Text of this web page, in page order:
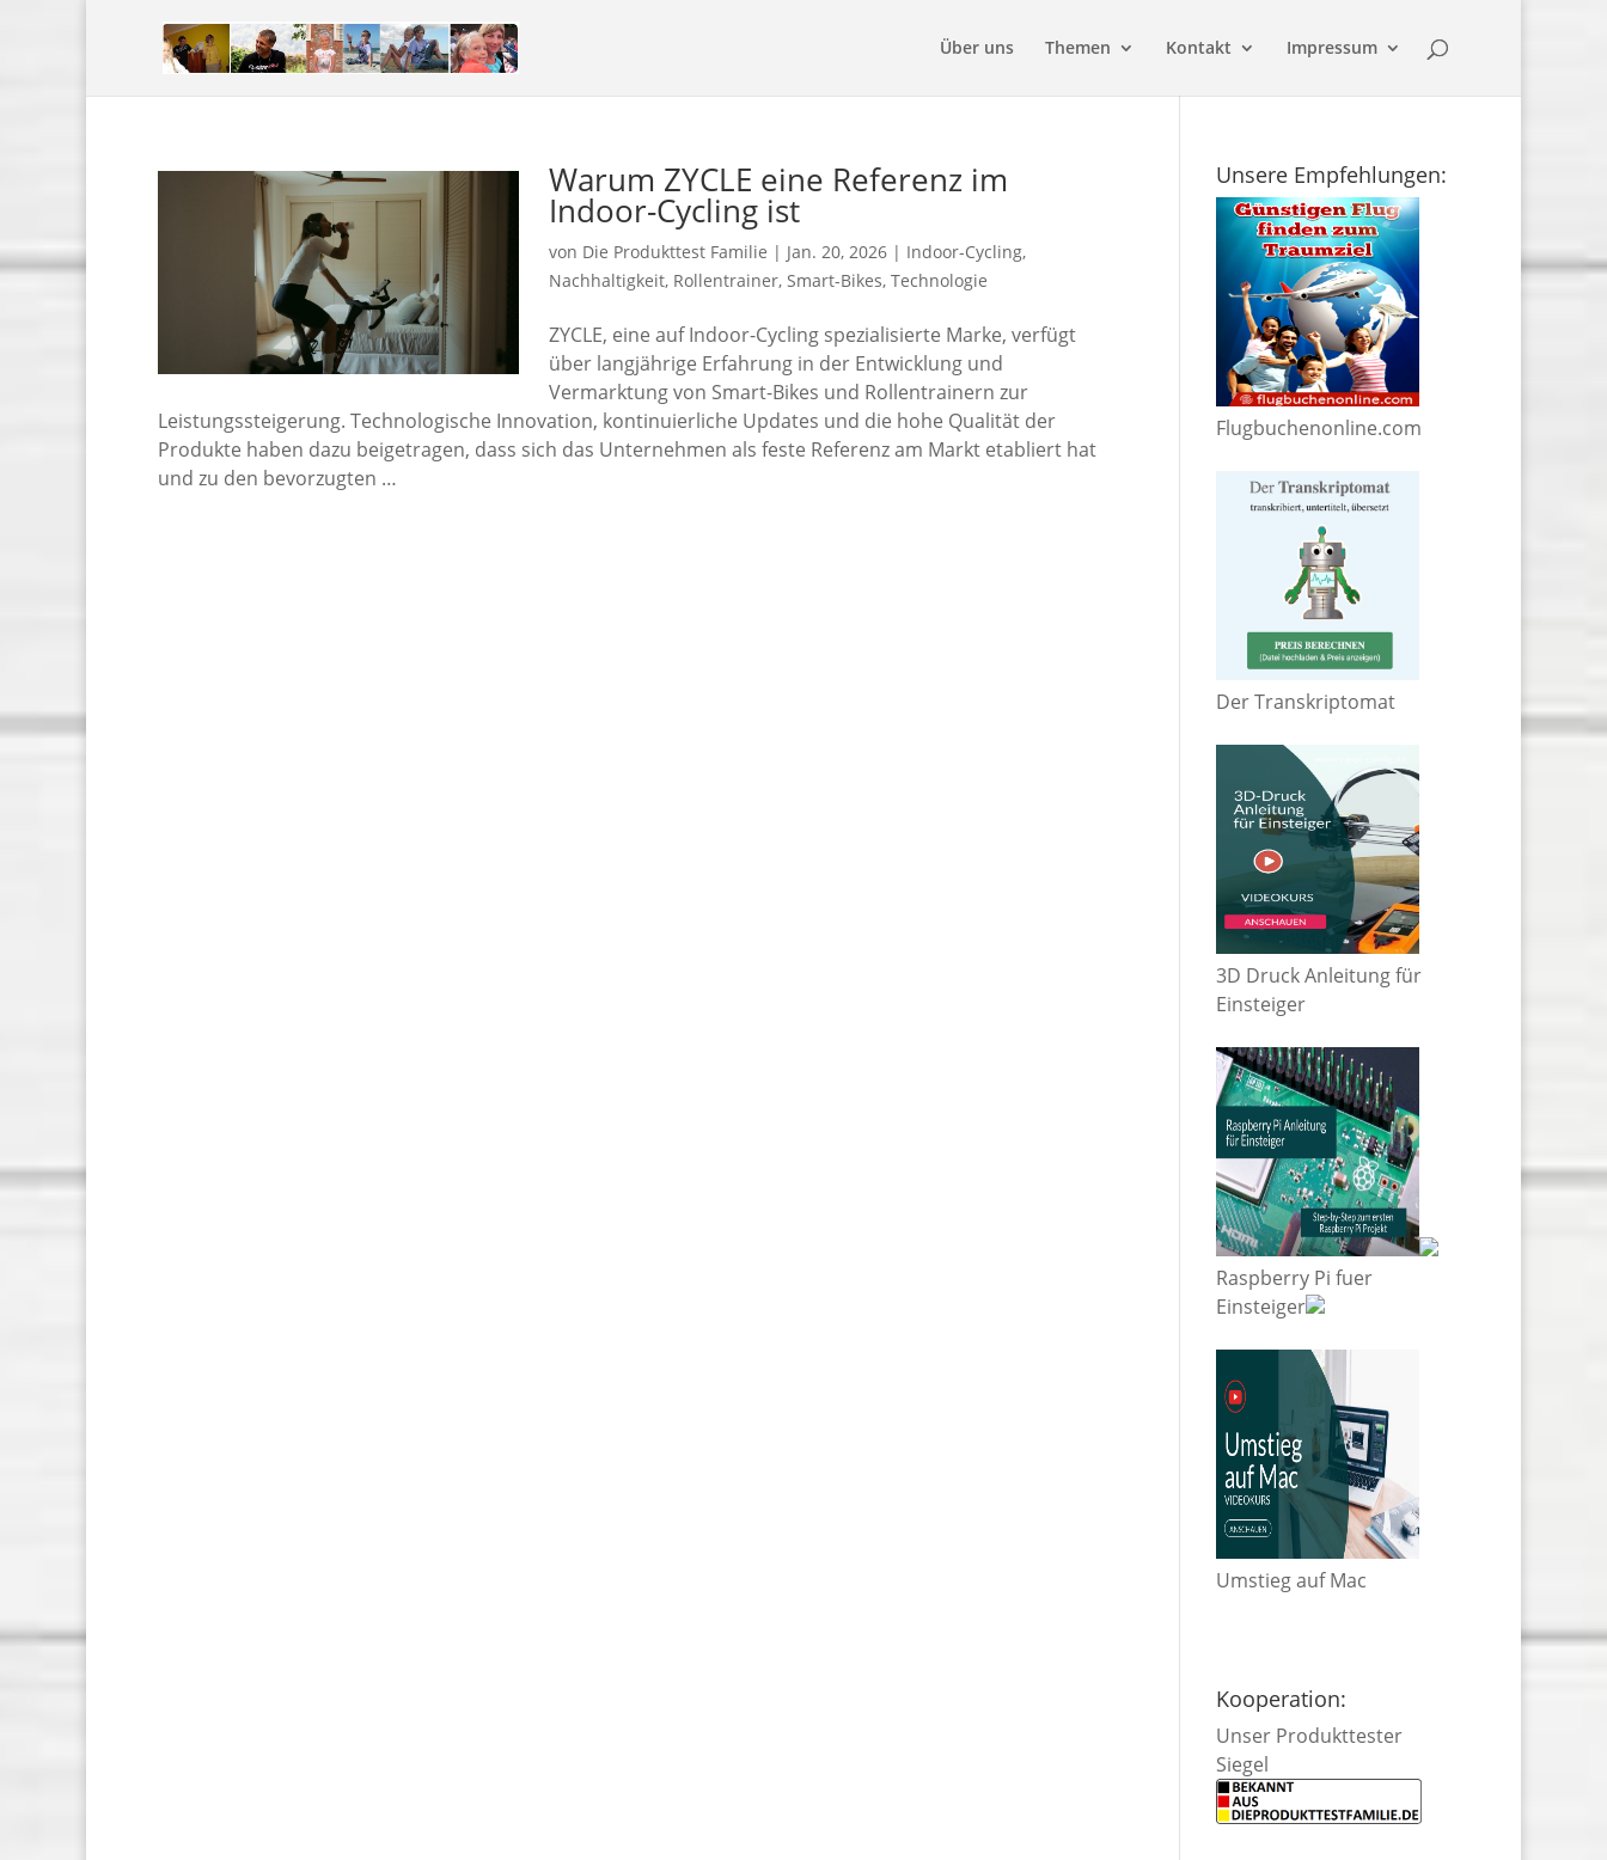
Über uns Themen Kontakt Impressum
Warum ZYCLE eine Referenz im
Indoor-Cycling ist
von Die Produkttest Familie | Jan. 20, 2026 | Indoor-Cycling,
Nachhaltigkeit, Rollentrainer,Smart-Bikes,Technologie
ZYCLE, eine auf Indoor-Cycling spezialisierte Marke, verfügt
über langjährige Erfahrung in der Entwicklung und
Vermarktung von Smart-Bikes und Rollentrainern zur
Leistungssteigerung. Technologische Innovation, kontinuierliche Updates und die hohe Qualität der
Produkte haben dazu beigetragen, dass sich das Unternehmen als feste Referenz am Markt etabliert hat
und zu den bevorzugten …
Unsere Empfehlungen:
Flugbuchenonline.com
Der Transkriptomat
3D Druck Anleitung für
Einsteiger
Raspberry Pi fuer
Einsteiger
Umstieg auf Mac
Kooperation:
Unser Produkttester
Siegel